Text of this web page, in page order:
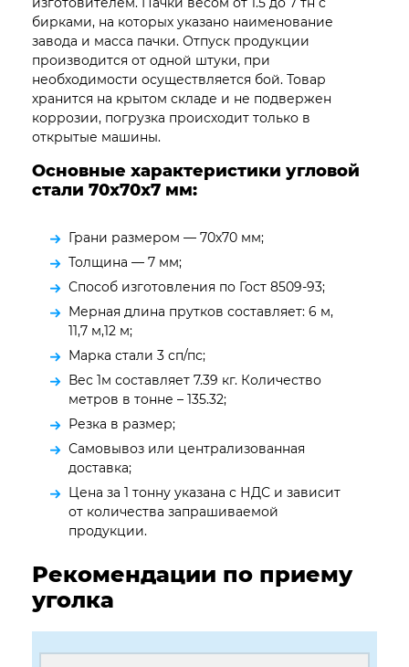
бирками, на которых указано наименование
завода и масса пачки. Отпуск продукции
производится от одной штуки, при
необходимости осуществляется бой. Товар
хранится на крытом складе и не подвержен
коррозии, погрузка происходит только в
открытые машины.
Основные характеристики угловой
стали 70х70х7 мм:
Грани размером — 70х70 мм;
Толщина — 7 мм;
Способ изготовления по Гост 8509-93;
Мерная длина прутков составляет: 6 м,
11,7 м,12 м;
Марка стали 3 сп/пс;
Вес 1м составляет 7.39 кг. Количество
метров в тонне – 135.32;
Резка в размер;
Самовывоз или централизованная
доставка;
Цена за 1 тонну указана с НДС и зависит
от количества запрашиваемой
продукции.
Рекомендации по приему
уголка